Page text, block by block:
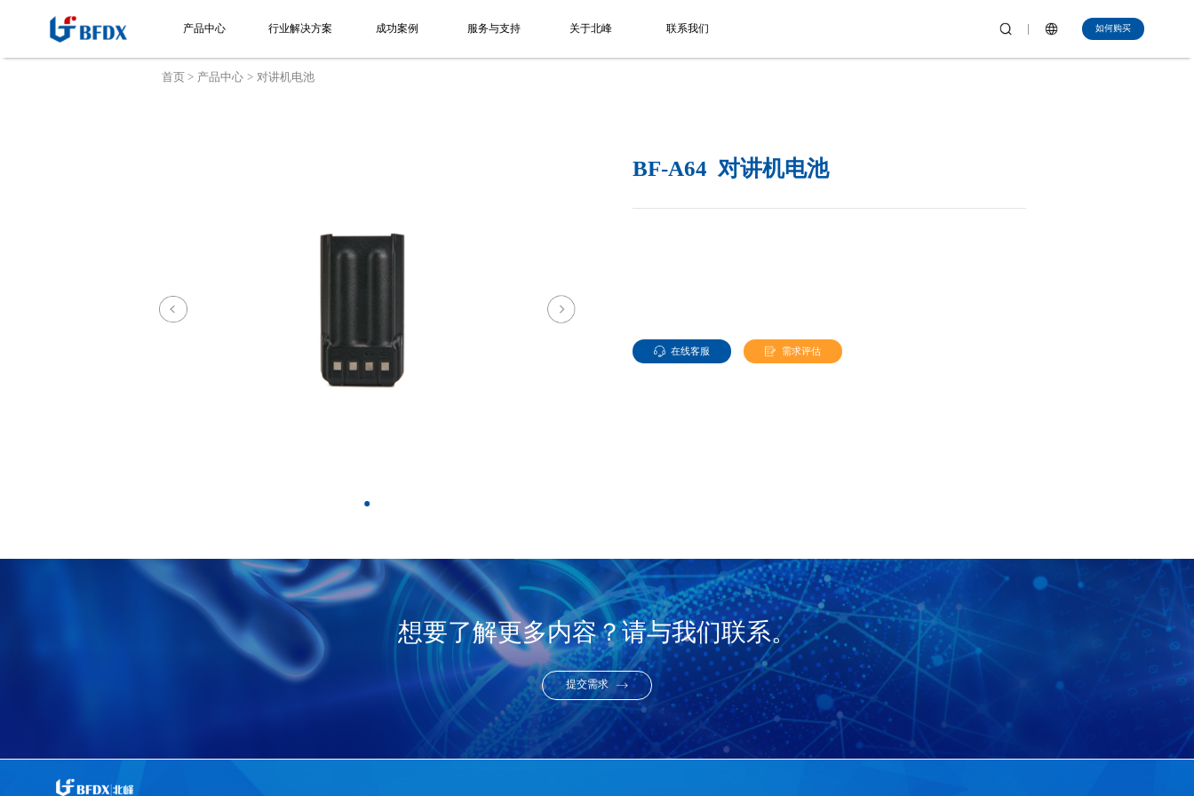
产品中心 行业解决方案 成功案例 服务与支持 关于北峰 联系我们 如何购买
首页 产品中心 对讲机电池
BF-A64 对讲机电池
在线客服 需求评估
想要了解更多内容？请与我们联系。
提交需求